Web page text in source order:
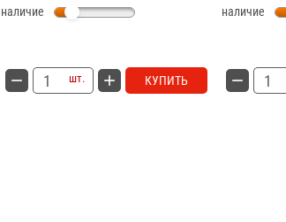
наличие
шт. КУПИТЬ
наличие